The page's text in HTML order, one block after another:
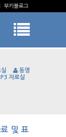
부키블로그
동영
자료실
및 표